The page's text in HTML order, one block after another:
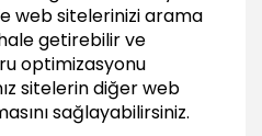
linkleri yönetmek
Gerekenler
web sitelerinizi arama
getirebilir ve
optimizasyonu
sitelerin diğer web
sağlayabilirsiniz.